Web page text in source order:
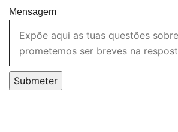
Mensagem
Submeter